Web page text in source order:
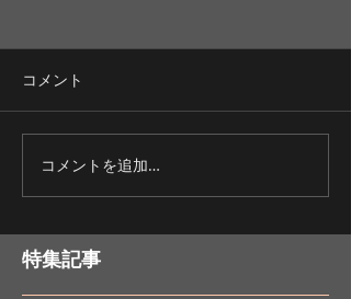
最新のレイアウトからサ
イトを作成
コメント
コメントを追加…
特集記事